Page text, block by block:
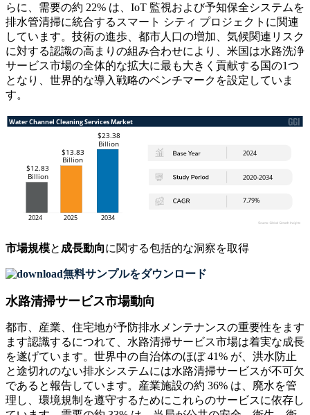
らに、需要の約 22% は、IoT 監視および予知保全システムを
排水管清掃に統合するスマート シティ プロジェクトに関連
しています。技術の進歩、都市人口の増加、気候関連リスク
に対する認識の高まりの組み合わせにより、米国は水路洗浄
サービス市場の全体的な拡大に最も大きく貢献する国の1つ
となり、世界的な導入戦略のベンチマークを設定していま
す。
市場規模と成長動向に関する包括的な洞察を取得
無料サンプルをダウンロード
水路清掃サービス市場動向
都市、産業、住宅地が予防排水メンテナンスの重要性をます
ます認識するにつれて、水路清掃サービス市場は着実な成長
を遂げています。世界中の自治体のほぼ 41% が、洪水防止
と途切れのない排水システムには水路清掃サービスが不可欠
であると報告しています。産業施設の約 36% は、廃水を管
理し、環境規制を遵守するためにこれらのサービスに依存し